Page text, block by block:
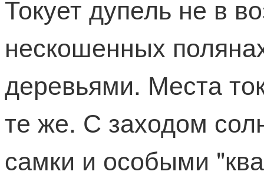
Токует дупель не в
нескошенных
деревьями. Места
те же. С заходом
самки и особыми